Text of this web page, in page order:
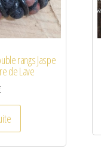
rangs Jaspe
de Lave